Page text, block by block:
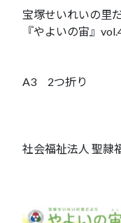
宝塚せいれいの里
『やよいの宙』
A3 2つ折り
社会福祉法人 聖隷